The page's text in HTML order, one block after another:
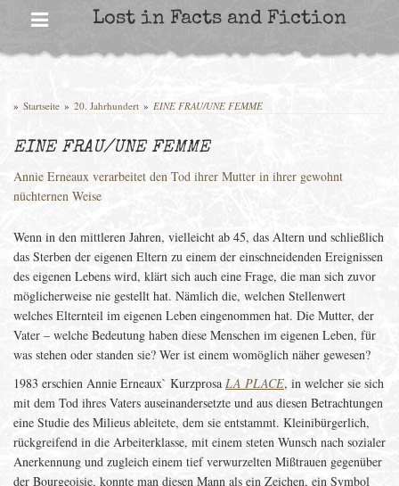
Lost in Facts and Fiction
» Startseite » 20. Jahrhundert » EINE FRAU/UNE FEMME
EINE FRAU/UNE FEMME
Annie Erneaux verarbeitet den Tod ihrer Mutter in ihrer gewohnt
nüchternen Weise
Wenn in den mittleren Jahren, vielleicht ab 45, das Altern und schließlich
das Sterben der eigenen Eltern zu einem der einschneidenden Ereignissen
des eigenen Lebens wird, klärt sich auch eine Frage, die man sich zuvor
möglicherweise nie gestellt hat. Nämlich die, welchen Stellenwert
welches Elternteil im eigenen Leben eingenommen hat. Die Mutter, der
Vater – welche Bedeutung haben diese Menschen im eigenen Leben, für
was stehen oder standen sie? Wer ist einem womöglich näher gewesen?
1983 erschien Annie Erneaux` Kurzprosa LA PLACE, in welcher sie sich
mit dem Tod ihres Vaters auseinandersetzte und aus diesen Betrachtungen
eine Studie des Milieus ableitete, dem sie entstammt. Kleinibürgerlich,
rückgreifend in die Arbeiterklasse, mit einem steten Wunsch nach sozialer
Anerkennung und zugleich einem tief verwurzelten Mißtrauen gegenüber
der Bourgeoisie, konnte man diesen Mann als ein Zeichen, ein Symbol